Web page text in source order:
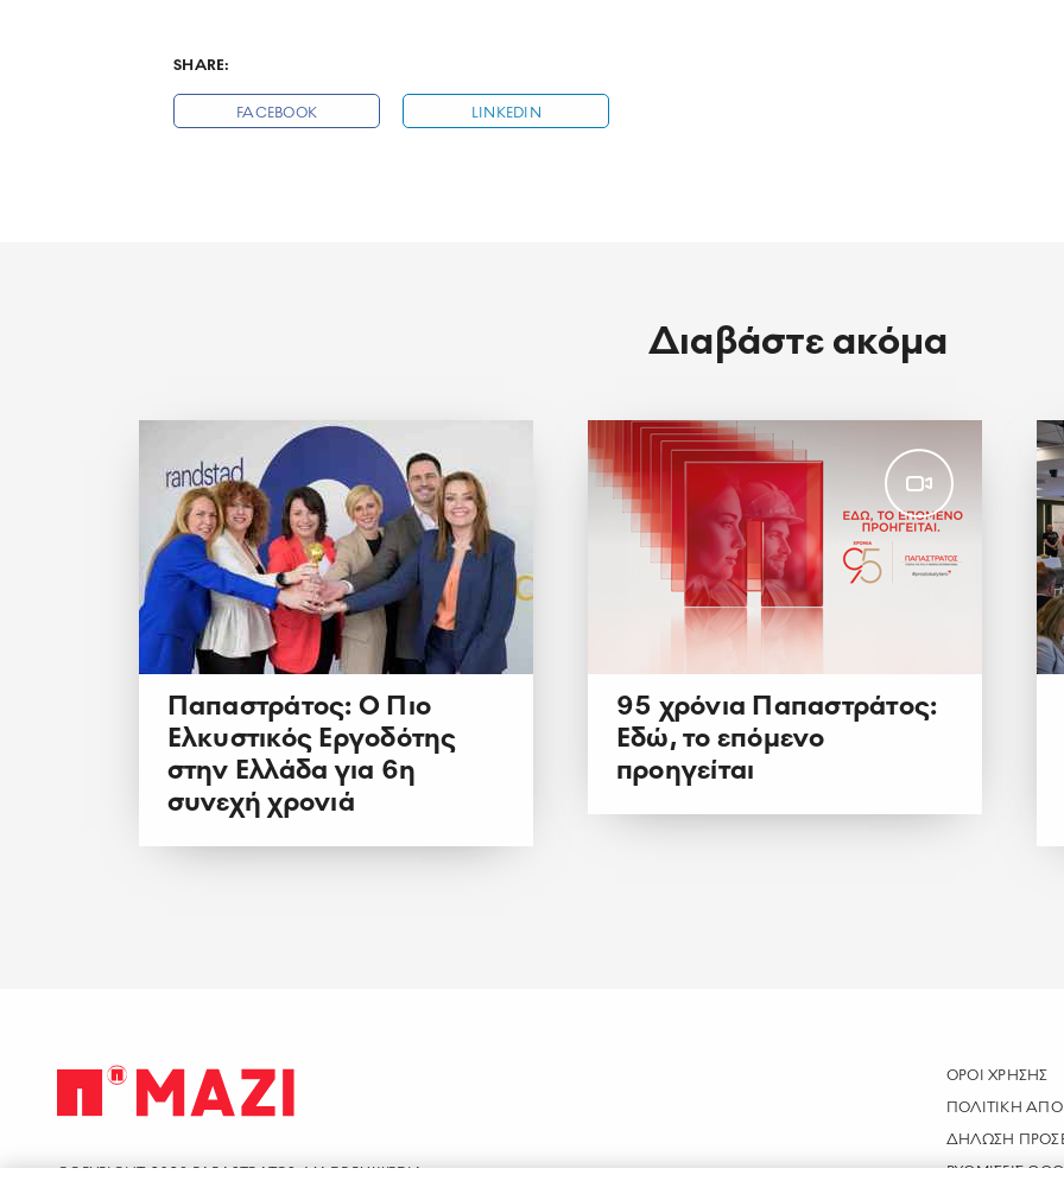
SHARE:
FACEBOOK LINKEDIN
Διαβάστε ακόμα
Παπαστράτος: Ο Πιο
Ελκυστικός Εργοδότης
στην Ελλάδα για 6η
συνεχή χρονιά
95 χρόνια Παπαστράτος:
Εδώ, το επόμενο
προηγείται
COPYRIGHT 2026PAPASTRATOS.MADE BYWEDIA
ΟΡΟΙ ΧΡΗΣΗΣ
ΠΟΛΙΤΙΚΗ
ΔΗΛΩΣΗ
ΡΥΘΜΙΣΕΙΣ